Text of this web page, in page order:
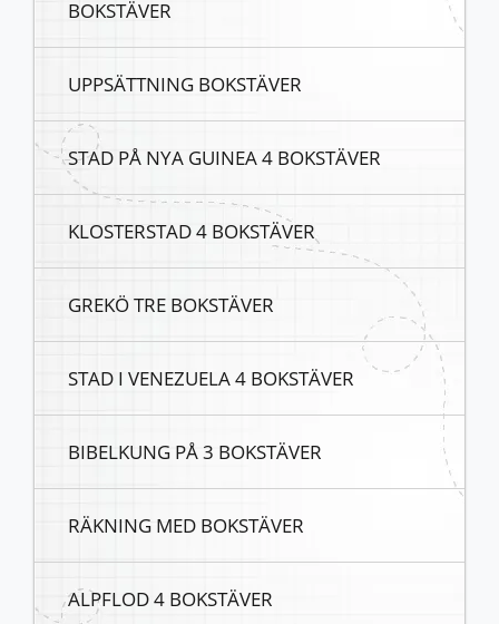
BOKSTÄVER
UPPSÄTTNING BOKSTÄVER
STAD PÅ NYA GUINEA 4 BOKSTÄVER
KLOSTERSTAD 4 BOKSTÄVER
GREKÖ TRE BOKSTÄVER
STAD I VENEZUELA 4 BOKSTÄVER
BIBELKUNG PÅ 3 BOKSTÄVER
RÄKNING MED BOKSTÄVER
ALPFLOD 4 BOKSTÄVER